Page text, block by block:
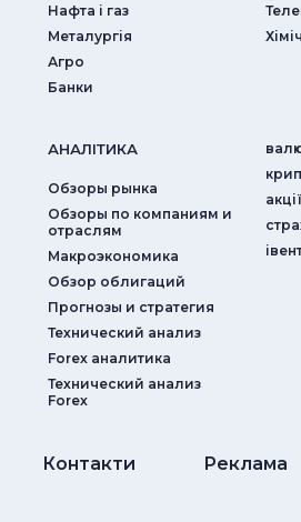
Нафта і газ
Металургія
Агро
Банки
АНАЛIТИКА
Обзоры рынка
Обзоры по компаниям и
отраслям
Макроэкономика
Обзор облигаций
Прогнозы и стратегия
Технический анализ
Forex аналитика
Технический анализ
Forex
акції
Контакти Реклама